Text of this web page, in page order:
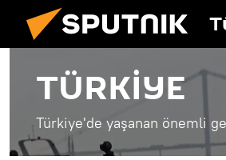
TÜRKİYE
Türkiye'de yaşanan önemli